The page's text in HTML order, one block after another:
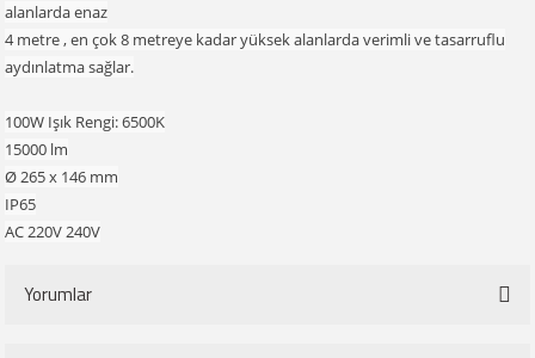
alanlarda enaz
4 metre , en çok 8 metreye kadar yüksek alanlarda verimli ve tasarruflu
aydınlatma sağlar.
100W Işık Rengi: 6500K
15000 lm
Ø 265 x 146 mm
IP65
AC 220V 240V
Yorumlar